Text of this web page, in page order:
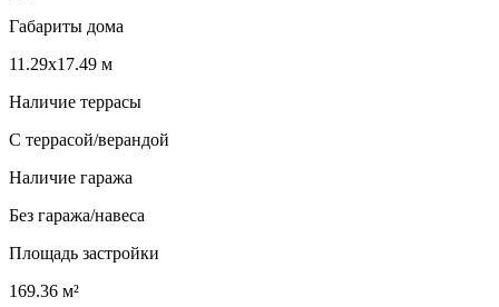
Габариты дома
11.29х17.49 м
Наличие террасы
С террасой/верандой
Наличие гаража
Без гаража/навеса
Площадь застройки
169.36 м²